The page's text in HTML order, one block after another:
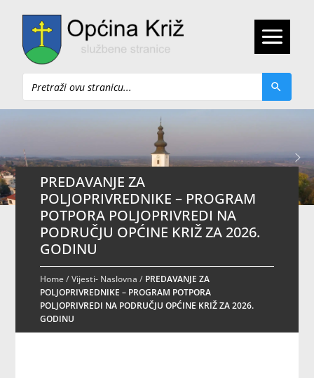
Pretraži
PREDAVANJE ZA
POLJOPRIVREDNIKE – PROGRAM
POTPORA POLJOPRIVREDI NA
PODRUČJU OPĆINE KRIŽ ZA 2026.
GODINU
Home/Vijesti- Naslovna / PREDAVANJE ZA
POLJOPRIVREDNIKE – PROGRAM POTPORA
POLJOPRIVREDI NA PODRUČJU OPĆINE KRIŽ ZA 2026.
GODINU